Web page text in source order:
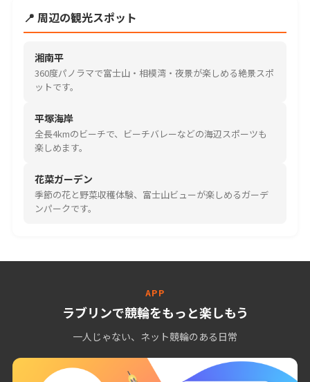
📍 周辺の観光スポット
湘南平
360度パノラマで富士山・相模湾・夜景が楽しめる絶景スポ
ットです。
平塚海岸
全長4kmのビーチで、ビーチバレーなどの海辺スポーツも
楽しめます。
花菜ガーデン
季節の花と野菜収穫体験、富士山ビューが楽しめるガーデ
ンパークです。
APP
ラブリンで競輪をもっと楽しもう
一人じゃない、ネット競輪のある日常